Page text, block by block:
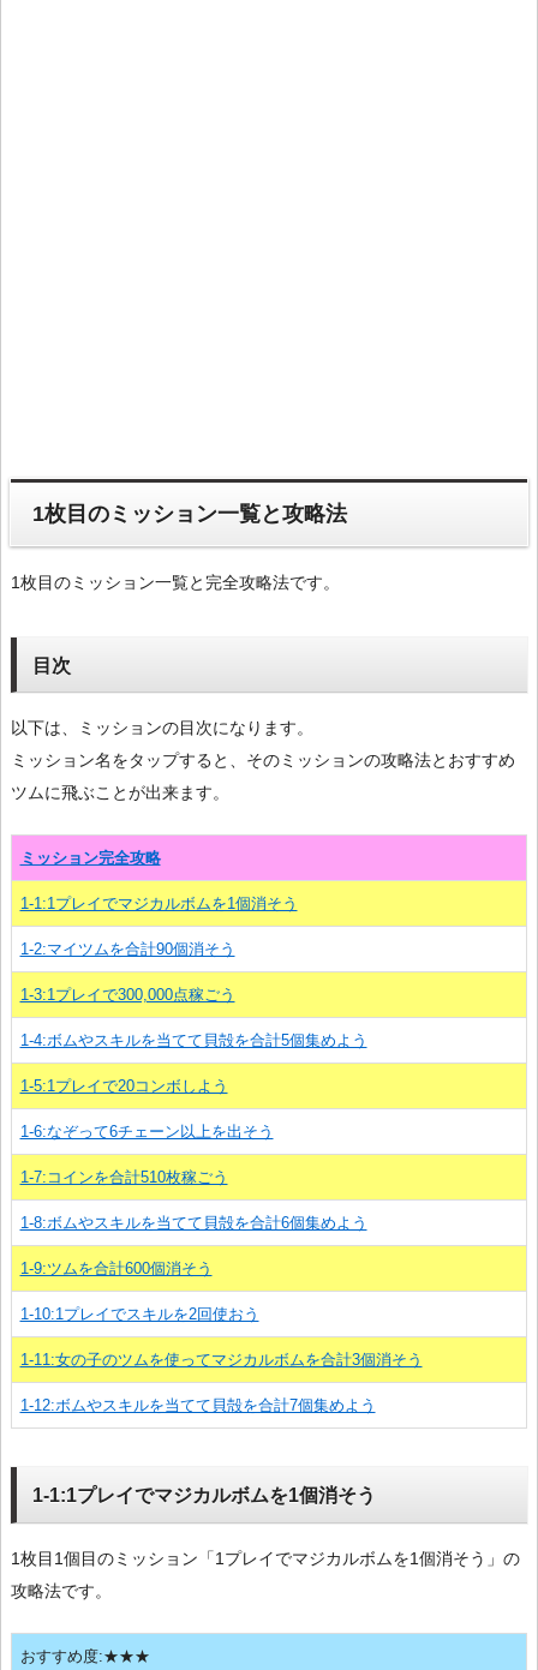
1枚目のミッション一覧と攻略法
1枚目のミッション一覧と完全攻略法です。
目次
以下は、ミッションの目次になります。
ミッション名をタップすると、そのミッションの攻略法とおすすめ
ツムに飛ぶことが出来ます。
ミッション完全攻略
1-1:1プレイでマジカルボムを1個消そう
1-2:マイツムを合計90個消そう
1-3:1プレイで300,000点稼ごう
1-4:ボムやスキルを当てて貝殻を合計5個集めよう
1-5:1プレイで20コンボしよう
1-6:なぞって6チェーン以上を出そう
1-7:コインを合計510枚稼ごう
1-8:ボムやスキルを当てて貝殻を合計6個集めよう
1-9:ツムを合計600個消そう
1-10:1プレイでスキルを2回使おう
1-11:女の子のツムを使ってマジカルボムを合計3個消そう
1-12:ボムやスキルを当てて貝殻を合計7個集めよう
1-1:1プレイでマジカルボムを1個消そう
1枚目1個目のミッション「1プレイでマジカルボムを1個消そう」の
攻略法です。
おすすめ度:★★★